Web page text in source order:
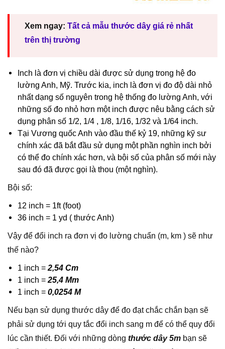
Xem ngay: Tất cả mẫu thước dây giá rẻ nhất
trên thị trường
Inch là đơn vị chiều dài được sử dụng trong hệ đo
lường Anh, Mỹ. Trước kia, inch là đơn vị đo độ dài nhỏ
nhất dạng số nguyên trong hệ thống đo lường Anh, với
những số đo nhỏ hơn một inch được nêu bằng cách sử
dụng phân số 1/2, 1/4 , 1/8, 1/16, 1/32 và 1/64 inch.
Tại Vương quốc Anh vào đầu thế kỷ 19, những kỹ sư
chính xác đã bắt đầu sử dụng một phần nghìn inch bởi
có thể đo chính xác hơn, và bội số của phân số mới này
sau đó đã được gọi là thou (một nghìn).
Bội số:
12 inch = 1ft (foot)
36 inch = 1 yd ( thước Anh)
Vậy để đổi inch ra đơn vị đo lường chuẩn (m, km ) sẽ như
thế nào?
1 inch = 2,54 Cm
1 inch = 25,4 Mm
1 inch = 0,0254 M
Nếu bạn sử dụng thước dây để đo đạt chắc chắn bạn sẽ
phải sử dụng tới quy tắc đổi inch sang m để có thể quy đổi
lúc cần thiết. Đối với những dòng thước dây 5m bạn sẽ